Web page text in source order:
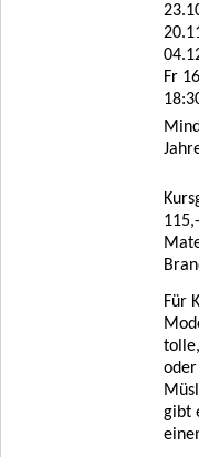
Fr
Für
oder
gibt